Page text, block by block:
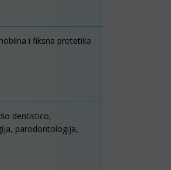
i fiksna protetika
dentistico,
parodontologija,